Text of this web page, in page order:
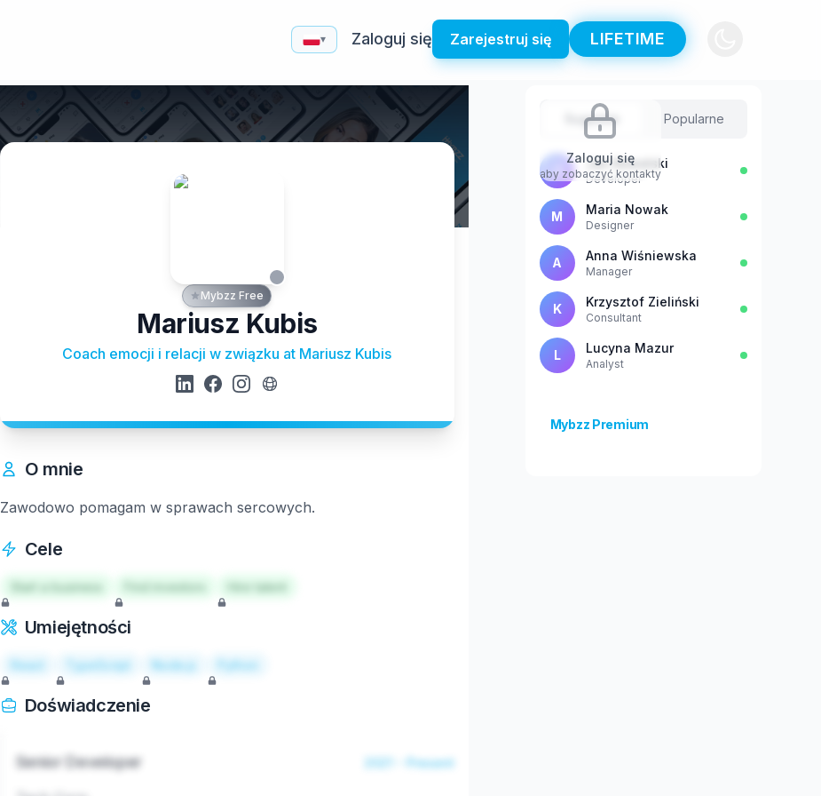
▾ Zaloguj się Zarejestruj się LIFETIME
Mybzz Free
Mariusz Kubis
Coach emocji i relacji w związku at Mariusz Kubis
O mnie
Zawodowo pomagam w sprawach sercowych.
Cele
Start a business Hire talent
Umiejętności
React TypeScript Node.js Python
Doświadczenie
Senior Developer 2021 - Present
Zaloguj się
aby zobaczyć kontakty
Sugestie Popularne
J Jan Kowalski
Developer
M Maria Nowak
Designer
A Anna Wiśniewska
Manager
K Krzysztof Zieliński
Consultant
L Lucyna Mazur
Analyst
Mybzz Premium